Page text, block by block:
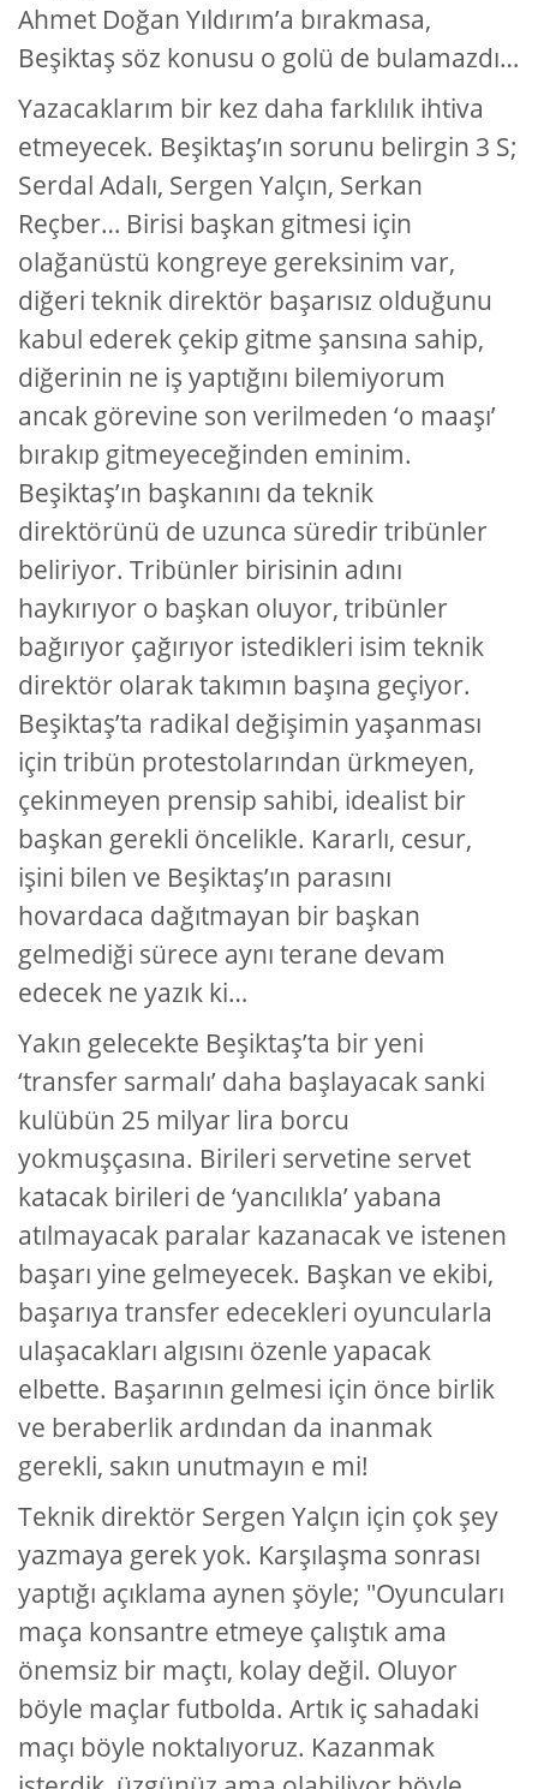
Ahmet Doğan Yıldırım’a bırakmasa,
Beşiktaş söz konusu o golü de bulamazdı…
Yazacaklarım bir kez daha farklılık ihtiva
etmeyecek. Beşiktaş’ın sorunu belirgin 3 S;
Serdal Adalı, Sergen Yalçın, Serkan
Reçber… Birisi başkan gitmesi için
olağanüstü kongreye gereksinim var,
diğeri teknik direktör başarısız olduğunu
kabul ederek çekip gitme şansına sahip,
diğerinin ne iş yaptığını bilemiyorum
ancak görevine son verilmeden ‘o maaşı’
bırakıp gitmeyeceğinden eminim.
Beşiktaş’ın başkanını da teknik
direktörünü de uzunca süredir tribünler
beliriyor. Tribünler birisinin adını
haykırıyor o başkan oluyor, tribünler
bağırıyor çağırıyor istedikleri isim teknik
direktör olarak takımın başına geçiyor.
Beşiktaş’ta radikal değişimin yaşanması
için tribün protestolarından ürkmeyen,
çekinmeyen prensip sahibi, idealist bir
başkan gerekli öncelikle. Kararlı, cesur,
işini bilen ve Beşiktaş’ın parasını
hovardaca dağıtmayan bir başkan
gelmediği sürece aynı terane devam
edecek ne yazık ki…
Yakın gelecekte Beşiktaş’ta bir yeni
‘transfer sarmalı’ daha başlayacak sanki
kulübün 25 milyar lira borcu
yokmuşçasına. Birileri servetine servet
katacak birileri de ‘yancılıkla’ yabana
atılmayacak paralar kazanacak ve istenen
başarı yine gelmeyecek. Başkan ve ekibi,
başarıya transfer edecekleri oyuncularla
ulaşacakları algısını özenle yapacak
elbette. Başarının gelmesi için önce birlik
ve beraberlik ardından da inanmak
gerekli, sakın unutmayın e mi!
Teknik direktör Sergen Yalçın için çok şey
yazmaya gerek yok. Karşılaşma sonrası
yaptığı açıklama aynen şöyle; "Oyuncuları
maça konsantre etmeye çalıştık ama
önemsiz bir maçtı, kolay değil. Oluyor
böyle maçlar futbolda. Artık iç sahadaki
maçı böyle noktalıyoruz. Kazanmak